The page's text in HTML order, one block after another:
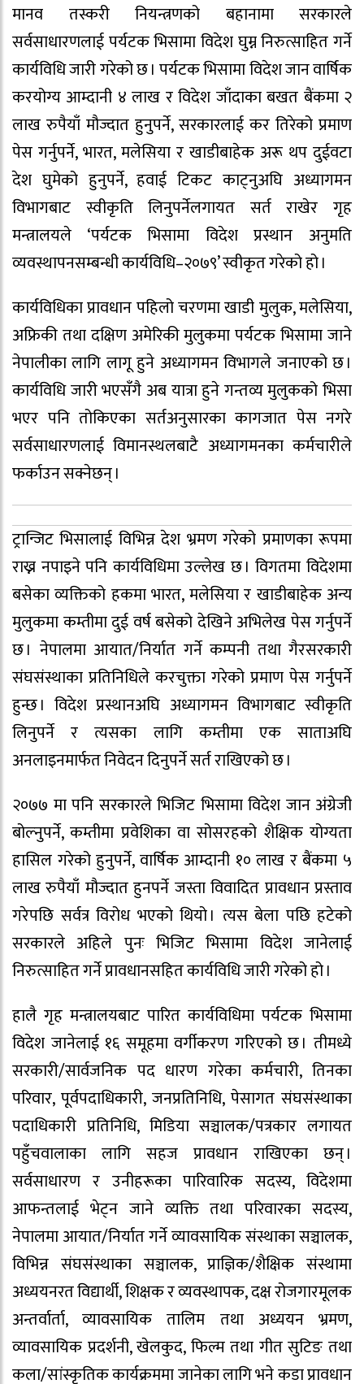
मानव तस्करी नियन्त्रणको बहानामा सरकारले
सर्वसाधारणलाई पर्यटक भिसामा विदेश घुम्न निरुत्साहित गर्ने
कार्यविधि जारी गरेको छ । पर्यटक भिसामा विदेश जान वार्षिक
करयोग्य आम्दानी ४ लाख र विदेश जाँदाका बखत बैंकमा २
लाख रुपैयाँ मौज्दात हुनुपर्ने, सरकारलाई कर तिरेको प्रमाण
पेस गर्नुपर्ने, भारत, मलेसिया र खाडीबाहेक अरू थप दुईवटा
देश घुमेको हुनुपर्ने, हवाई टिकट काट्नुअघि अध्यागमन
विभागबाट स्वीकृति लिनुपर्नेलगायत सर्त राखेर गृह
मन्त्रालयले ‘पर्यटक भिसामा विदेश प्रस्थान अनुमति
व्यवस्थापनसम्बन्धी कार्यविधि–२०७९’ स्वीकृत गरेको हो ।
कार्यविधिका प्रावधान पहिलो चरणमा खाडी मुलुक, मलेसिया,
अफ्रिकी तथा दक्षिण अमेरिकी मुलुकमा पर्यटक भिसामा जाने
नेपालीका लागि लागू हुने अध्यागमन विभागले जनाएको छ ।
कार्यविधि जारी भएसँगै अब यात्रा हुने गन्तव्य मुलुकको भिसा
भएर पनि तोकिएका सर्तअनुसारका कागजात पेस नगरे
सर्वसाधारणलाई विमानस्थलबाटै अध्यागमनका कर्मचारीले
फर्काउन सक्नेछन् ।
ट्रान्जिट भिसालाई विभिन्न देश भ्रमण गरेको प्रमाणका रूपमा
राख्न नपाइने पनि कार्यविधिमा उल्लेख छ । विगतमा विदेशमा
बसेका व्यक्तिको हकमा भारत, मलेसिया र खाडीबाहेक अन्य
मुलुकमा कम्तीमा दुई वर्ष बसेको देखिने अभिलेख पेस गर्नुपर्ने
छ । नेपालमा आयात/निर्यात गर्ने कम्पनी तथा गैरसरकारी
संघसंस्थाका प्रतिनिधिले करचुक्ता गरेको प्रमाण पेस गर्नुपर्ने
हुन्छ । विदेश प्रस्थानअघि अध्यागमन विभागबाट स्वीकृति
लिनुपर्ने र त्यसका लागि कम्तीमा एक साताअघि
अनलाइनमार्फत निवेदन दिनुपर्ने सर्त राखिएको छ ।
२०७७ मा पनि सरकारले भिजिट भिसामा विदेश जान अंग्रेजी
बोल्नुपर्ने, कम्तीमा प्रवेशिका वा सोसरहको शैक्षिक योग्यता
हासिल गरेको हुनुपर्ने, वार्षिक आम्दानी १० लाख र बैंकमा ५
लाख रुपैयाँ मौज्दात हुनपर्ने जस्ता विवादित प्रावधान प्रस्ताव
गरेपछि सर्वत्र विरोध भएको थियो । त्यस बेला पछि हटेको
सरकारले अहिले पुनः भिजिट भिसामा विदेश जानेलाई
निरुत्साहित गर्ने प्रावधानसहित कार्यविधि जारी गरेको हो ।
हालै गृह मन्त्रालयबाट पारित कार्यविधिमा पर्यटक भिसामा
विदेश जानेलाई १६ समूहमा वर्गीकरण गरिएको छ । तीमध्ये
सरकारी/सार्वजनिक पद धारण गरेका कर्मचारी, तिनका
परिवार, पूर्वपदाधिकारी, जनप्रतिनिधि, पेसागत संघसंस्थाका
पदाधिकारी प्रतिनिधि, मिडिया सञ्चालक/पत्रकार लगायत
पहुँचवालाका लागि सहज प्रावधान राखिएका छन् ।
सर्वसाधारण र उनीहरूका पारिवारिक सदस्य, विदेशमा
आफन्तलाई भेट्न जाने व्यक्ति तथा परिवारका सदस्य,
नेपालमा आयात/निर्यात गर्ने व्यावसायिक संस्थाका सञ्चालक,
विभिन्न संघसंस्थाका सञ्चालक, प्राज्ञिक/शैक्षिक संस्थामा
अध्ययनरत विद्यार्थी, शिक्षक र व्यवस्थापक, दक्ष रोजगारमूलक
अन्तर्वार्ता, व्यावसायिक तालिम तथा अध्ययन भ्रमण,
व्यावसायिक प्रदर्शनी, खेलकुद, फिल्म तथा गीत सुटिङ तथा
कला/सांस्कृतिक कार्यक्रममा जानेका लागि भने कडा प्रावधान